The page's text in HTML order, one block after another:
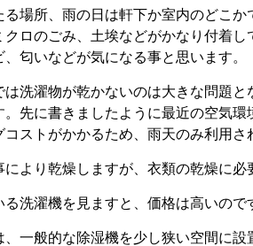
場所、雨の日は軒下か室内のどこ
ロのごみ、土埃などがかなり付着
匂いなどが気になる事と思います。
洗濯物が乾かないのは大きな問題
先に書きましたように最近の空気
ストがかかるため、雨天のみ利用
より乾燥しますが、衣類の乾燥に
洗濯機を見ますと、価格は高いの
一般的な除湿機を少し狭い空間に